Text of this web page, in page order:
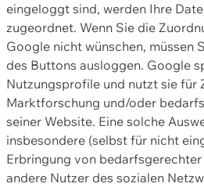
eingeloggt sind, werden Ihre
zugeordnet. Wenn Sie die
Google nicht wünschen, müssen
des Buttons ausloggen. Google
Nutzungsprofile und nutzt sie für
Marktforschung und/oder
seiner Website. Eine solche
insbesondere (selbst für nicht
Erbringung von
andere Nutzer des sozialen